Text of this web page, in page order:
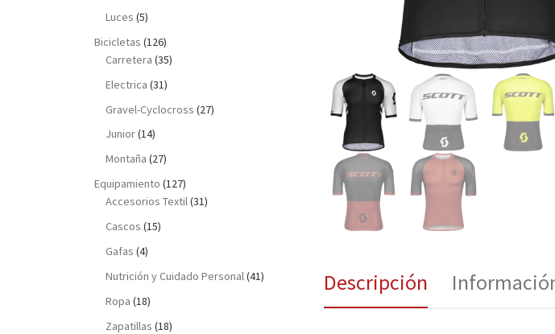
Descripción
Luces (5)
Bicicletas (126)
Carretera (35)
Electrica (31)
Gravel-Cyclocross (27)
Junior(14)
Montaña (27)
Equipamiento (127)
Accesorios Textil(31)
Cascos (15)
Gafas (4)
Nutrición y Cuidado Personal(41)
Ropa (18)
Zapatillas (18)